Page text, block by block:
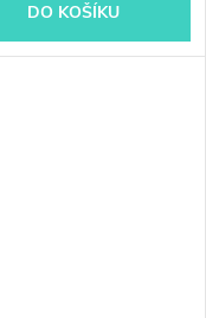
DO KOŠÍKU